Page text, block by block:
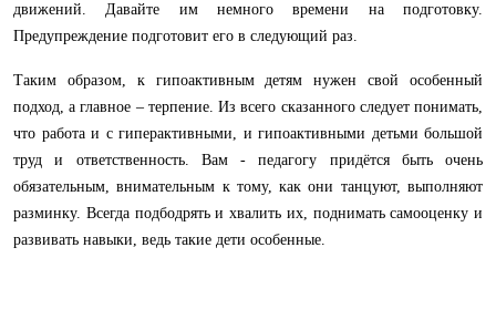
движений. Давайте им немного времени на подготовку.
Предупреждение подготовит его в следующий раз.
Таким образом, к гипоактивным детям нужен свой особенный
подход, а главное – терпение. Из всего сказанного следует понимать,
что работа и с гиперактивными, и гипоактивными детьми большой
труд и ответственность. Вам - педагогу придётся быть очень
обязательным, внимательным к тому, как они танцуют, выполняют
разминку. Всегда подбодрять и хвалить их, поднимать самооценку и
развивать навыки, ведь такие дети особенные.